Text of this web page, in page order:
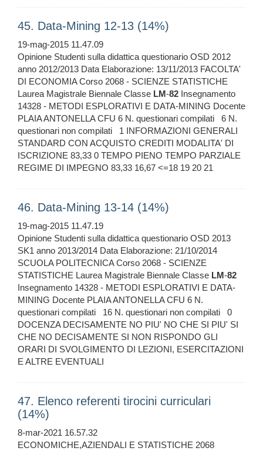
45. Data-Mining 12-13 (14%)
19-mag-2015 11.47.09
Opinione Studenti sulla didattica questionario OSD 2012
anno 2012/2013 Data Elaborazione: 13/11/2013 FACOLTA'
DI ECONOMIA Corso 2068 - SCIENZE STATISTICHE
Laurea Magistrale Biennale Classe LM-82 Insegnamento
14328 - METODI ESPLORATIVI E DATA-MINING Docente
PLAIA ANTONELLA CFU 6 N. questionari compilati 6 N.
questionari non compilati 1 INFORMAZIONI GENERALI
STANDARD CON ACQUISTO CREDITI MODALITA' DI
ISCRIZIONE 83,33 0 TEMPO PIENO TEMPO PARZIALE
REGIME DI IMPEGNO 83,33 16,67 <=18 19 20 21
46. Data-Mining 13-14 (14%)
19-mag-2015 11.47.19
Opinione Studenti sulla didattica questionario OSD 2013
SK1 anno 2013/2014 Data Elaborazione: 21/10/2014
SCUOLA POLITECNICA Corso 2068 - SCIENZE
STATISTICHE Laurea Magistrale Biennale Classe LM-82
Insegnamento 14328 - METODI ESPLORATIVI E DATA-
MINING Docente PLAIA ANTONELLA CFU 6 N.
questionari compilati 16 N. questionari non compilati 0
DOCENZA DECISAMENTE NO PIU' NO CHE SI PIU' SI
CHE NO DECISAMENTE SI NON RISPONDO GLI
ORARI DI SVOLGIMENTO DI LEZIONI, ESERCITAZIONI
E ALTRE EVENTUALI
47. Elenco referenti tirocini curriculari
(14%)
8-mar-2021 16.57.32
ECONOMICHE,AZIENDALI E STATISTICHE 2068